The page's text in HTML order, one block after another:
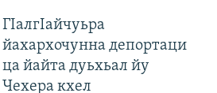
ГIалгIайчуьра
йахархочунна депортаци
ца йайта дуьхьал йу
Чехера кхел